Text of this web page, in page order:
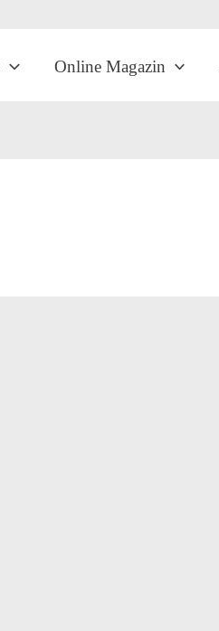
Online Magazin